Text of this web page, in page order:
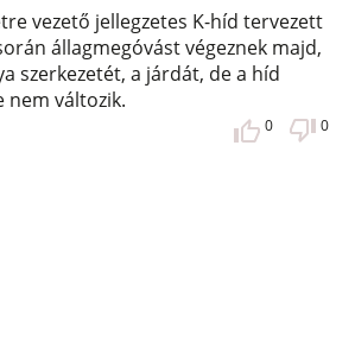
vezető jellegzetes K-híd tervezett
állagmegóvást végeznek majd,
szerkezetét, a járdát, de a híd
nem változik.
0 0